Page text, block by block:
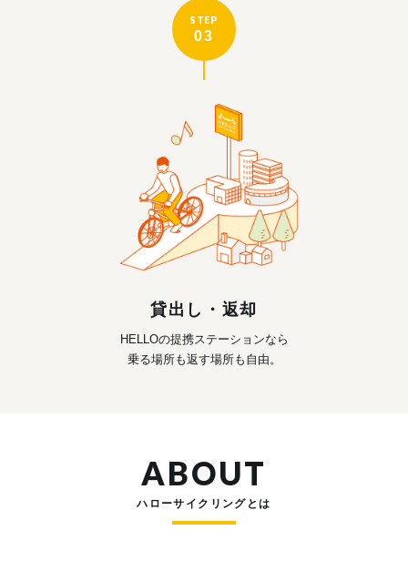
STEP
03
貸出し・返却
HELLOの提携ステーションなら
乗る場所も返す場所も自由。
ABOUT
ハローサイクリングとは